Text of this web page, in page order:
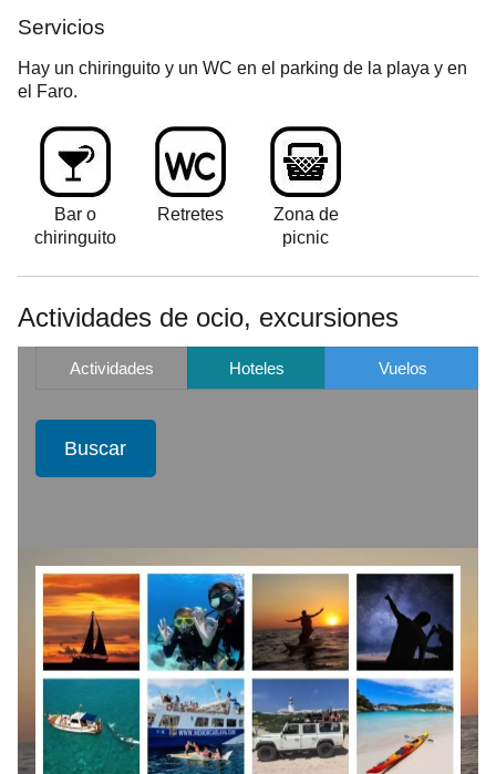
Servicios
Hay un chiringuito y un WC en el parking de la playa y en
el Faro.
Bar o
chiringuito
Retretes
Zona de
picnic
Actividades de ocio, excursiones
Actividades Hoteles Vuelos
Buscar